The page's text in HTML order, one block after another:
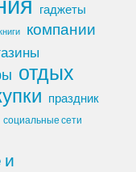
гаджеты
компании
отдых
праздник
социальные сети
и